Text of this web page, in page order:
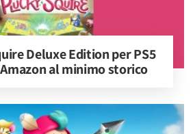
Deluxe Edition per PS5
al minimo storico